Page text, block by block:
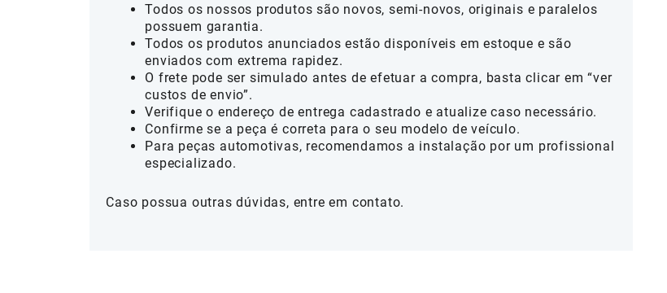
Todos os nossos produtos são novos, semi-novos, originais e paralelos
possuem garantia.
Todos os produtos anunciados estão disponíveis em estoque e são
enviados com extrema rapidez.
O frete pode ser simulado antes de efetuar a compra, basta clicar em “ver
custos de envio”.
Verifique o endereço de entrega cadastrado e atualize caso necessário.
Confirme se a peça é correta para o seu modelo de veículo.
Para peças automotivas, recomendamos a instalação por um profissional
especializado.
Caso possua outras dúvidas, entre em contato.